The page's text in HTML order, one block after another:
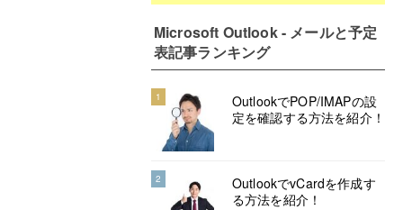
Microsoft Outlook - メールと予定
表記事ランキング
1
OutlookでPOP/IMAPの設
定を確認する方法を紹介！
2
OutlookでvCardを作成す
る方法を紹介！